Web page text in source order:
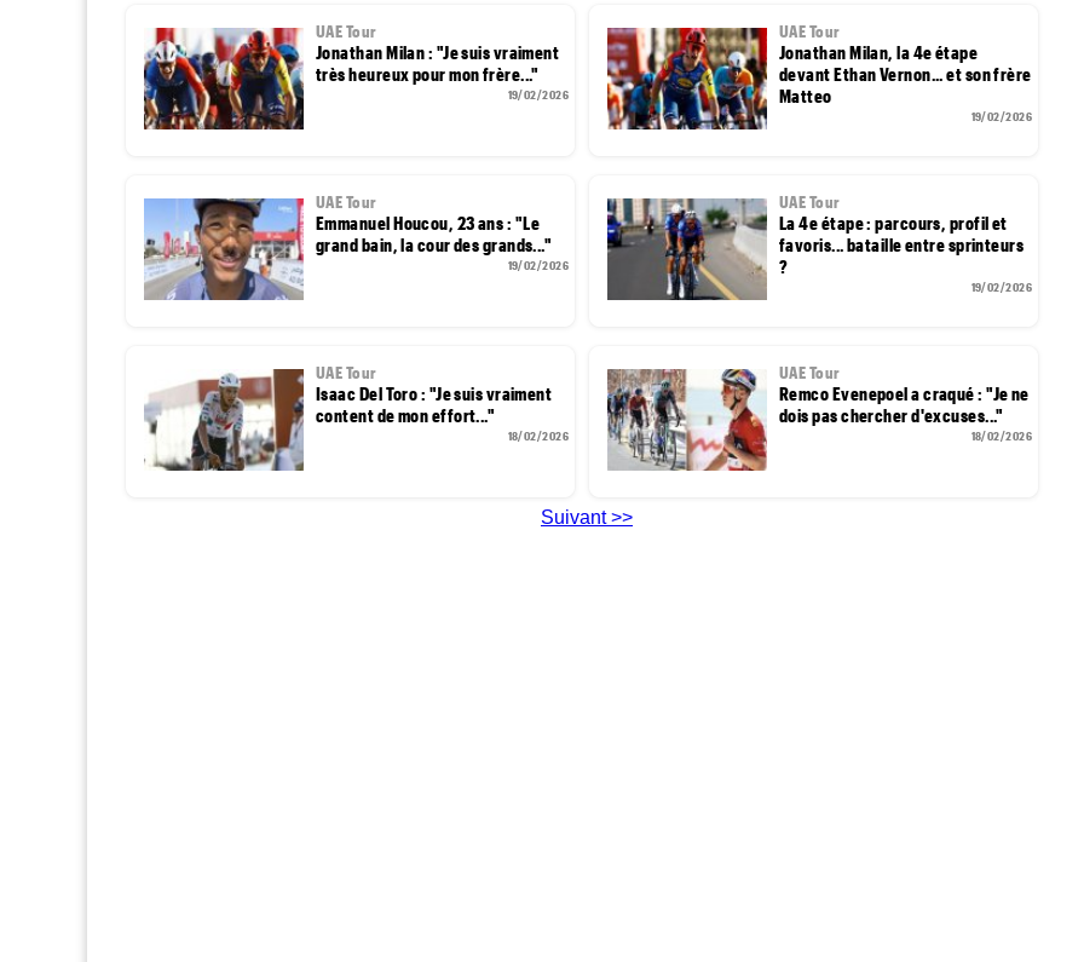
UAE Tour
Jonathan Milan : "Je suis vraiment
très heureux pour mon frère..."
19/02/2026
UAE Tour
Jonathan Milan, la 4e étape
devant Ethan Vernon... et son frère
Matteo
19/02/2026
UAE Tour
Emmanuel Houcou, 23 ans : "Le
grand bain, la cour des grands..."
19/02/2026
UAE Tour
La 4e étape : parcours, profil et
favoris... bataille entre sprinteurs
?
19/02/2026
UAE Tour
Isaac Del Toro : "Je suis vraiment
content de mon effort..."
18/02/2026
UAE Tour
Remco Evenepoel a craqué : "Je ne
dois pas chercher d'excuses..."
18/02/2026
Suivant >>